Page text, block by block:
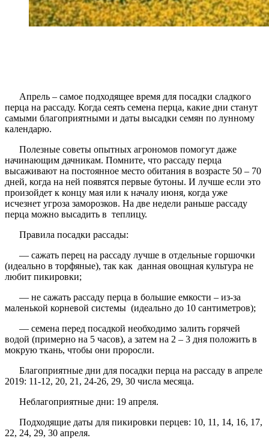
Апрель – самое подходящее время для посадки сладкого
перца на рассаду. Когда сеять семена перца, какие дни станут
самыми благоприятными и даты высадки семян по лунному
календарю.
Полезные советы опытных агрономов помогут даже
начинающим дачникам. Помните, что рассаду перца
высаживают на постоянное место обитания в возрасте 50 – 70
дней, когда на ней появятся первые бутоны. И лучше если это
произойдет к концу мая или к началу июня, когда уже
исчезнет угроза заморозков. На две недели раньше рассаду
перца можно высадить в теплицу.
Правила посадки рассады:
— сажать перец на рассаду лучше в отдельные горшочки
(идеально в торфяные), так как данная овощная культура не
любит пикировки;
— не сажать рассаду перца в большие емкости – из-за
маленькой корневой системы (идеально до 10 сантиметров);
— семена перед посадкой необходимо залить горячей
водой (примерно на 5 часов), а затем на 2 – 3 дня положить в
мокрую ткань, чтобы они проросли.
Благоприятные дни для посадки перца на рассаду в апреле
2019: 11-12, 20, 21, 24-26, 29, 30 числа месяца.
Неблагоприятные дни: 19 апреля.
Подходящие даты для пикировки перцев: 10, 11, 14, 16, 17,
22, 24, 29, 30 апреля.